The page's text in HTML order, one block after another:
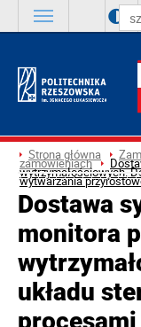
Strona główna
zamówieniach
wytrzymałościowych.
wytwarzania
Dostawa
monitora
układu